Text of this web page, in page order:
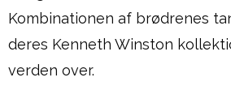
Kombinationen af brødrenes
deres Kenneth Winston
verden over.